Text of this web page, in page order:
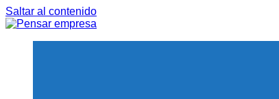
Saltar al contenido